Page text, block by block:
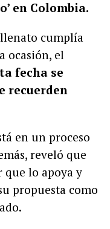
en Colombia.
cumplía
ocasión, el
fecha se
recuerden
en un proceso
reveló que
que lo apoya y
propuesta como